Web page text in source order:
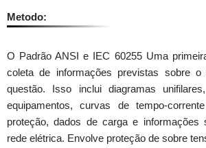
Metodo:
O Padrão ANSI e IEC 60255 Uma
coleta de informações previstas sobre
questão. Isso inclui diagramas
equipamentos, curvas de tempo-
proteção, dados de carga e informações
rede elétrica. Envolve proteção de sobre